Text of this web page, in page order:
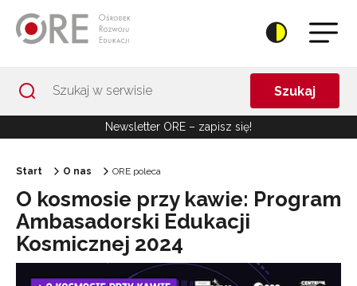
Szukaj
Newsletter ORE – zapisz się!
Start O nas ORE poleca
O kosmosie przy kawie: Program
Ambasadorski Edukacji
Kosmicznej 2024